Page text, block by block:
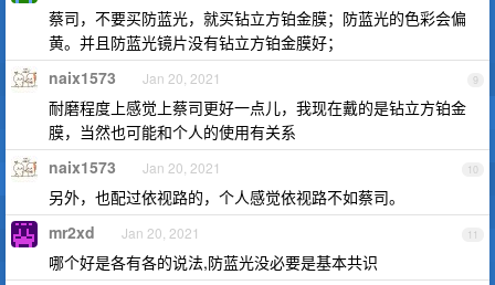
蔡司，不要买防蓝光，就买钻立方铂金膜；防蓝光的色彩会偏
黄。并且防蓝光镜片没有钻立方铂金膜好；
9
naix1573 Jan 20, 2021
耐磨程度上感觉上蔡司更好一点儿，我现在戴的是钻立方铂金
膜，当然也可能和个人的使用有关系
10
naix1573 Jan 20, 2021
另外，也配过依视路的，个人感觉依视路不如蔡司。
11
mr2xd Jan 20, 2021
哪个好是各有各的说法,防蓝光没必要是基本共识